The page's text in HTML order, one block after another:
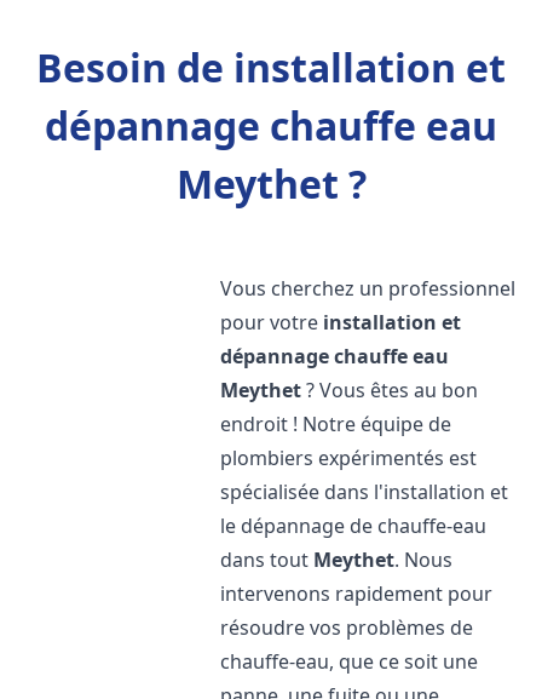
Besoin de installation et
dépannage chauffe eau
Meythet ?
Vous cherchez un professionnel
pour votre installation et
dépannage chauffe eau
Meythet? Vous êtes au bon
endroit ! Notre équipe de
plombiers expérimentés est
spécialisée dans l'installation et
le dépannage de chauffe-eau
dans tout Meythet. Nous
intervenons rapidement pour
résoudre vos problèmes de
chauffe-eau, que ce soit une